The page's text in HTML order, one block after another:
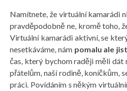
Namítnete, že virtuální kamarádi
pravděpodobně ne, kromě toho,
Virtuální kamarádi aktivní, se
nesetkáváme, nám pomalu ale
čas, který bychom raději měli dát
přátelům, naší rodině, koníčkům,
práci. Povídáním s někým